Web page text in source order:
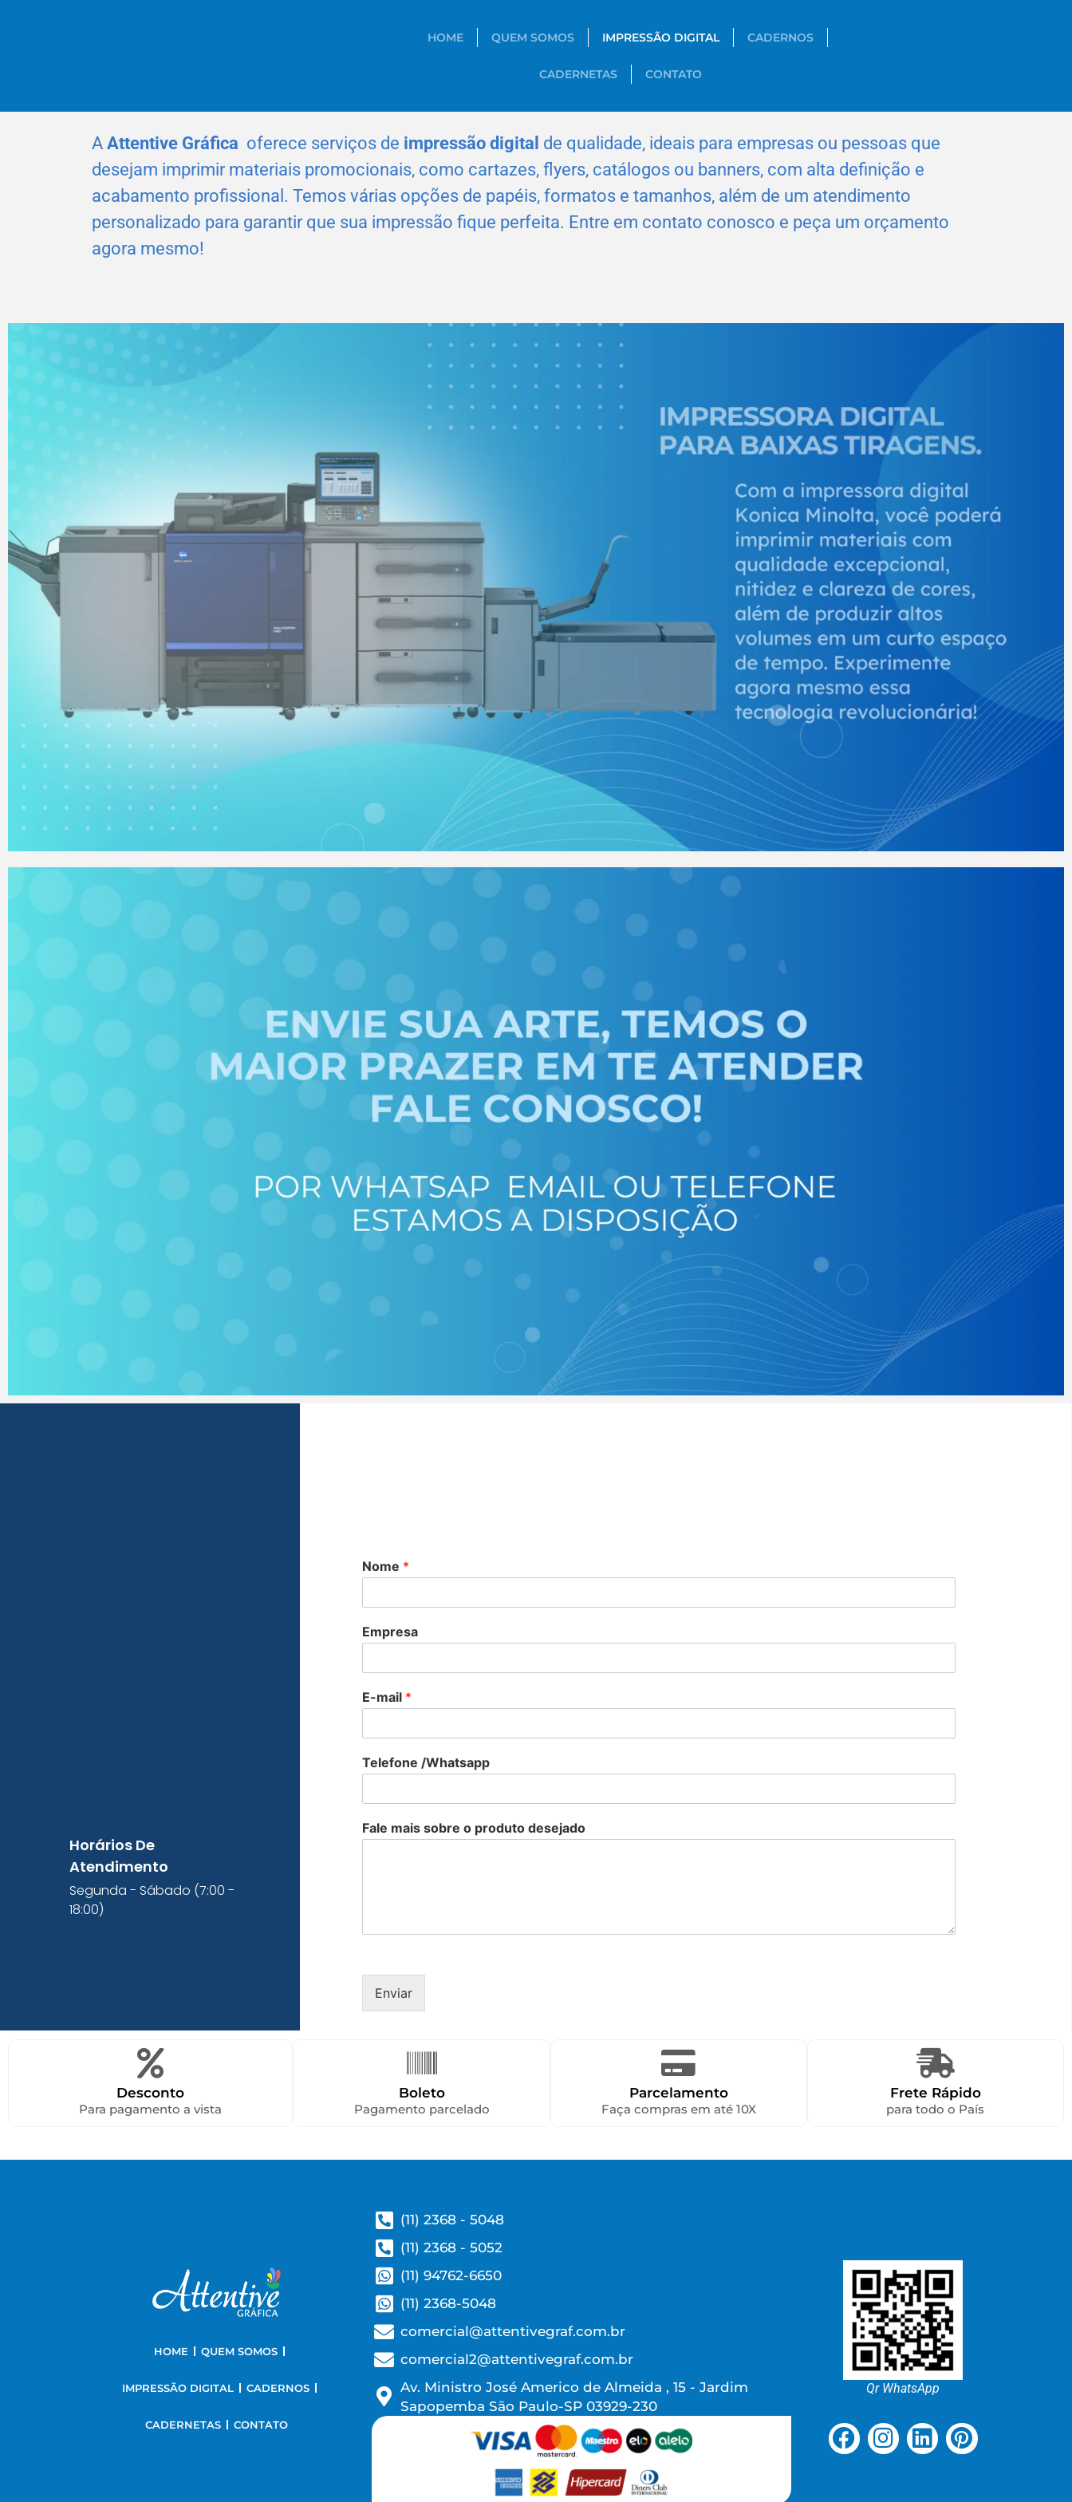
HOME QUEM SOMOS IMPRESSÃO DIGITAL CADERNOS
CADERNETAS CONTATO
A Attentive Gráfica oferece serviços de impressão digital de qualidade, ideais para empresas ou pessoas que
desejam imprimir materiais promocionais, como cartazes, flyers, catálogos ou banners, com alta definição e
acabamento profissional. Temos várias opções de papéis, formatos e tamanhos, além de um atendimento
personalizado para garantir que sua impressão fique perfeita. Entre em contato conosco e peça um orçamento
agora mesmo!
Horários De
Atendimento
Segunda - Sábado (7:00 -
18:00)
Nome *
Empresa
E-mail *
Telefone /Whatsapp
Fale mais sobre o produto desejado
Enviar
Desconto
Para pagamento a vista
Boleto
Pagamento parcelado
Parcelamento
Faça compras em até 10X
Frete Rápido
para todo o País
HOME QUEM SOMOS
IMPRESSÃO DIGITAL CADERNOS
CADERNETAS CONTATO
(11) 2368 - 5048
(11) 2368 - 5052
(11) 94762-6650
(11) 2368-5048
comercial@attentivegraf.com.br
comercial2@attentivegraf.com.br
Av. Ministro José Americo de Almeida , 15 - Jardim
Sapopemba São Paulo-SP 03929-230
Qr WhatsApp